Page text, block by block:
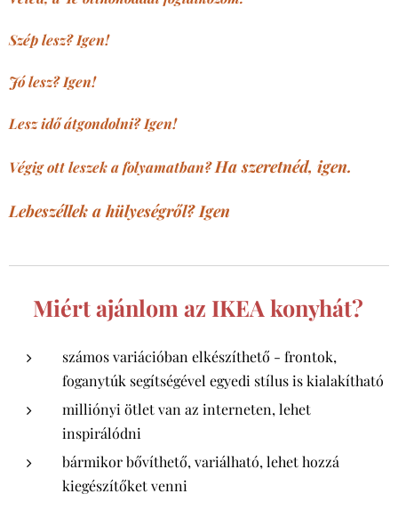
Szép lesz? Igen!
Jó lesz? Igen!
Lesz idő átgondolni? Igen!
Végig ott leszek a folyamatban?Ha szeretnéd, igen.
Lebeszéllek a hülyeségről? Igen
Miért ajánlom az IKEA konyhát?
számos variációban elkészíthető - frontok,
foganytúk segítségével egyedi stílus is kialakítható
milliónyi ötlet van az interneten, lehet
inspirálódni
bármikor bővíthető, variálható, lehet hozzá
kiegészítőket venni